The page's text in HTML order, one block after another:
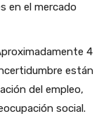
en el mercado
4
están
del empleo,
social.